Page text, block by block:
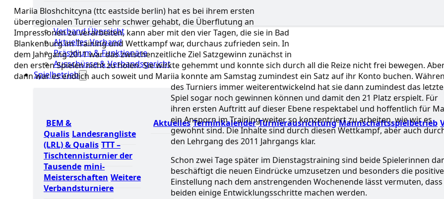
Verband Übersicht
Aktuelles Verband
Präsidium & Funktionäre
Ausschüsse & Verbandsgericht
Spielbetrieb
BEM &
Qualis Landesrangliste
(LRL) & Qualis TTT –
Tischtennisturnier der
Tausende mini-
Meisterschaften Weitere
Verbandsturniere
Aktuelles Terminkalender Turnierausrichtung Mannschaftsspielbetrieb
Mariia Bloshchitcyna (ttc eastside berlin) hat es bei ihrem ersten
überregionalen Turnier sehr schwer gehabt, die Überflutung an
Impressionen zu verarbeiten, kann aber mit den vier Tagen, die sie in Bad
Blankenburg im Training und Wettkampf war, durchaus zufrieden sein. In
dem Jahrgang 2011 war das zwischenzeitliche Ziel Satzgewinn zunächst in
den ersten Spielen nicht zu holen. Sie wirkte gehemmt und konnte sich durch all die Reize nicht frei bewegen.
dann war es endlich auch soweit und Mariia konnte am Samstag zumindest ein Satz auf ihr Konto buchen.
des Turniers immer weiterentwickelnd hat sie dann zumindest das letzte
Spiel sogar noch gewinnen können und damit den 21 Platz erspielt. Für
ihren ersten Auftritt auf dieser Ebene respektabel und hoffentlich für
ein Ansporn im Training weiter so konzentriert zu arbeiten, wie wir es
gewohnt sind. Die Inhalte sind durch diesen Wettkampf, aber auch
den Lehrgang des 2011 Jahrgangs klar.
Schon zwei Tage später im Dienstagstraining sind beide Spielerinnen
beschäftigt die neuen Eindrücke umzusetzen und besonders die positive
Einstellung nach dem anstrengenden Wochenende lässt vermuten,
beiden einige Entwicklungsschritte machen werden.